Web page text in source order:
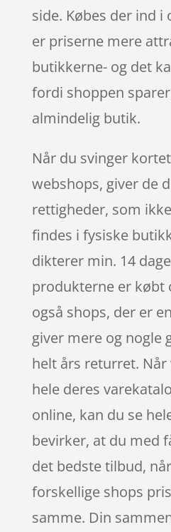
side. Købes der ind i
er priserne mere
butikkerne- og det
fordi shoppen
almindelig butik.
Når du svinger
webshops, giver de
rettigheder, som
findes i fysiske
dikterer min. 14
produkterne er købt
også shops, der er
giver mere og nogle
helt års returret.
hele deres
online, kan du se
bevirker, at du med
det bedste tilbud,
forskellige shops
samme. Din